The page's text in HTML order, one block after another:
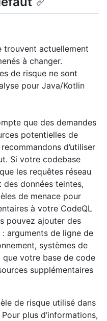
trouvent actuellement
à changer.
de risque ne sont
pour Java/Kotlin
que des demandes
potentielles de
d’utiliser
Si votre codebase
les requêtes réseau
données teintes,
de menace pour
à votre CodeQL
pouvez ajouter des
arguments de ligne de
systèmes de
votre base de code
supplémentaires
de risque utilisé dans
plus d’informations,